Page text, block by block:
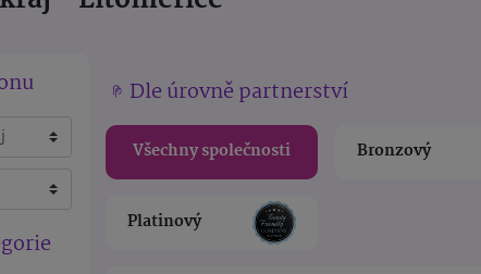
Dle úrovně partnerství
Všechny společnosti Bronzový
Platinový